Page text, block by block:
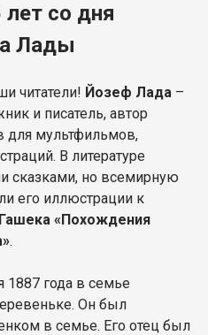
со дня
Лады
читатели! Йозеф Лада –
и писатель, автор
для мультфильмов,
В литературе
сказками, но всемирную
его иллюстрации к
«Похождения
.
1887 года в семье
Он был
в семье. Его отец был